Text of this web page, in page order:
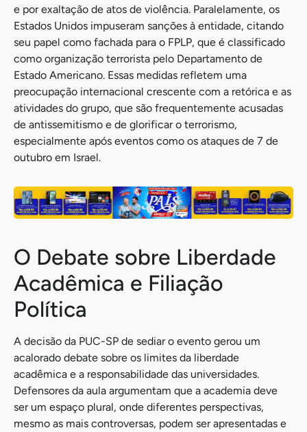
e por exaltação de atos de violência. Paralelamente, os
Estados Unidos impuseram sanções à entidade, citando
seu papel como fachada para o FPLP, que é classificado
como organização terrorista pelo Departamento de
Estado Americano. Essas medidas refletem uma
preocupação internacional crescente com a retórica e as
atividades do grupo, que são frequentemente acusadas
de antissemitismo e de glorificar o terrorismo,
especialmente após eventos como os ataques de 7 de
outubro em Israel.
O Debate sobre Liberdade
Acadêmica e Filiação
Política
A decisão da PUC-SP de sediar o evento gerou um
acalorado debate sobre os limites da liberdade
acadêmica e a responsabilidade das universidades.
Defensores da aula argumentam que a academia deve
ser um espaço plural, onde diferentes perspectivas,
mesmo as mais controversas, podem ser apresentadas e